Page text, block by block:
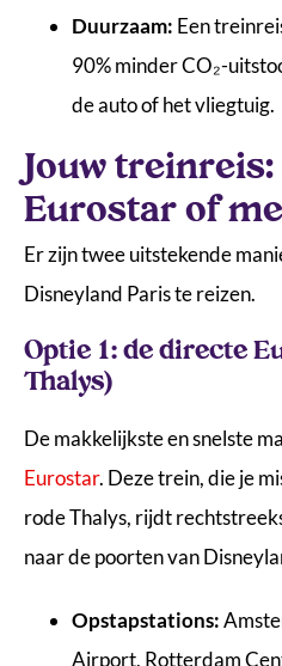
Duurzaam: Een
90% minder CO₂-
de auto of het vliegtuig.
Jouw
Eurostar of
Er zijn twee uitstekende
Disneyland Paris te reizen.
Optie 1: de directe
Thalys)
De makkelijkste en snelste
Eurostar. Deze trein, die je
rode Thalys, rijdt
naar de poorten van
Opstapstations:
Airport, Rotterdam